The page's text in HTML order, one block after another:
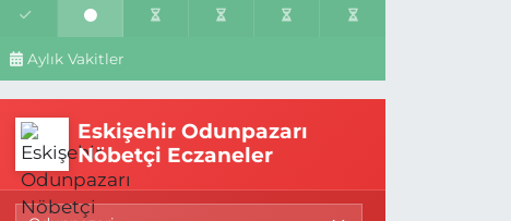
Aylık Vakitler
Eskişehir Odunpazarı
Nöbetçi Eczaneler